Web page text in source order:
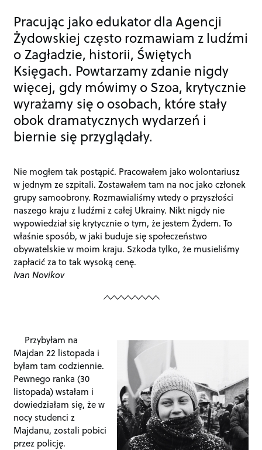
Pracując jako edukator dla Agencji
Żydowskiej często rozmawiam z ludźmi
o Zagładzie, historii, Świętych
Księgach. Powtarzamy zdanie nigdy
więcej, gdy mówimy o Szoa, krytycznie
wyrażamy się o osobach, które stały
obok dramatycznych wydarzeń i
biernie się przyglądały.
Nie mogłem tak postąpić. Pracowałem jako wolontariusz
w jednym ze szpitali. Zostawałem tam na noc jako członek
grupy samoobrony. Rozmawialiśmy wtedy o przyszłości
naszego kraju z ludźmi z całej Ukrainy. Nikt nigdy nie
wypowiedział się krytycznie o tym, że jestem Żydem. To
właśnie sposób, w jaki buduje się społeczeństwo
obywatelskie w moim kraju. Szkoda tylko, że musieliśmy
zapłacić za to tak wysoką cenę.
Ivan Novikov
Przybyłam na
Majdan 22 listopada i
byłam tam codziennie.
Pewnego ranka (30
listopada) wstałam i
dowiedziałam się, że w
nocy studenci z
Majdanu, zostali pobici
przez policję.